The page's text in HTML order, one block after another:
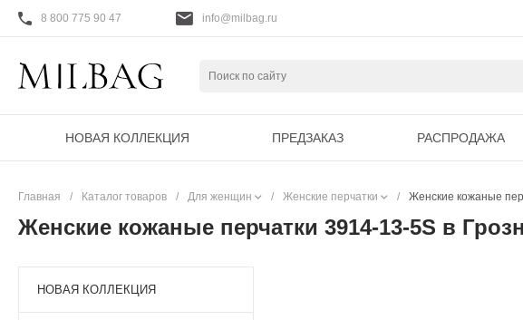
8 800 775 90 47 info@milbag.ru
НОВАЯ КОЛЛЕКЦИЯ ПРЕДЗАКАЗ РАСПРОДАЖА
Главная / Каталог товаров / Для женщин / Женские перчатки / Женские кожаные
Женские кожаные перчатки 3914-13-5S в
НОВАЯ КОЛЛЕКЦИЯ